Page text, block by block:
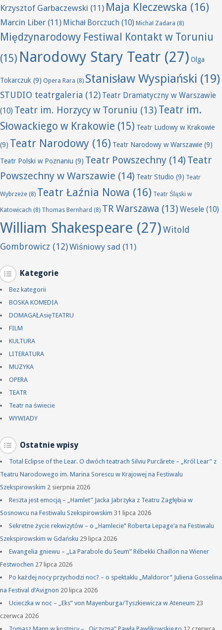
Krzysztof Garbaczewski (11) Maja Kleczewska (16)
Marcin Liber (11) Michał Borczuch (10) Michał Zadara (8)
Międzynarodowy Festiwal Kontakt w Toruniu
(15) Narodowy Stary Teatr (27) Olga
Tokarczuk (9) Opera Rara (8) Stanisław Wyspiański (19)
STUDIO teatrgaleria (12) Teatr Dramatyczny w Warszawie
(10) Teatr im. Horzycy w Toruniu (13) Teatr im.
Słowackiego w Krakowie (15) Teatr Ludowy w Krakowie
(9) Teatr Narodowy (16) Teatr Narodowy w Warszawie (9)
Teatr Polski w Poznaniu (9) Teatr Powszechny (14) Teatr
Powszechny w Warszawie (14) Teatr Studio (9) Teatr
Wybrzeże (8) Teatr Łaźnia Nowa (16) Teatr Śląski w
Katowicach (8) Thomas Bernhard (8) TR Warszawa (13) Wesele (10)
William Shakespeare (27)Witold
Gombrowicz (12)Wiśniowy sad (11)
Kategorie
Bez kategorii
BOSKA KOMEDIA
DOMAGAŁAsięTEATRU
FILM
KULTURA
LITERATURA
MUZYKA
OPERA
TEATR
Teatr na świecie
WYWIADY
Ostatnie wpisy
Total Eclipse of the Lear. O dwóch teatrach Silviu Purcărete – „Król Lear” z
Teatru Narodowego im. Marina Sorescu w Krajowej na Festiwalu
Szekspirowskim 2 sierpnia 2026
Reszta jest emocją – „Hamlet” Jacka Jabrzyka z Teatru Zagłębia w
Sosnowcu na Festiwalu Szekspirowskim 31 lipca 2026
Sekretne życie rekwizytów – o „Hamlecie” Roberta Lepage’a na Festiwalu
Szekspirowskim w Gdańsku 29 lipca 2026
Ewangelia gniewu – „La Parabole du Seum” Rébekki Chaillon na Wiener
Festwochen 27 lipca 2026
Po każdej nocy przychodzi noc? – o spektaklu „Maldoror” Juliena Gosselina
na Festival d’Avignon 20 lipca 2026
Ucieczka w noc – „Eks” von Mayenburga/Tyszkiewicza w Ateneum 23
czerwca 2026